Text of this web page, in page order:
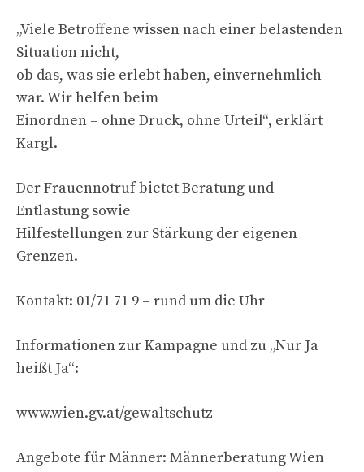
„Viele Betroffene wissen nach einer belastenden
Situation nicht,
ob das, was sie erlebt haben, einvernehmlich
war. Wir helfen beim
Einordnen – ohne Druck, ohne Urteil“, erklärt
Kargl.
Der Frauennotruf bietet Beratung und
Entlastung sowie
Hilfestellungen zur Stärkung der eigenen
Grenzen.
Kontakt: 01/71 71 9 – rund um die Uhr
Informationen zur Kampagne und zu „Nur Ja
heißt Ja“:
www.wien.gv.at/gewaltschutz
Angebote für Männer: Männerberatung Wien